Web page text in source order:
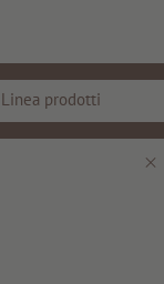
Linea prodotti